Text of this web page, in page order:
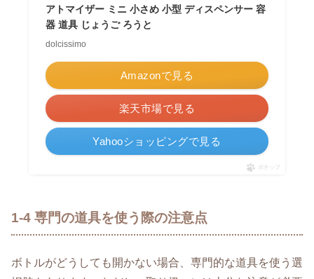
アトマイザー ミニ 小さめ 小型 ディスペンサー 容
器 道具 じょうご ろうと
dolcissimo
Amazonで見る
楽天市場で見る
Yahooショッピングで見る
ポチップ
1-4 専門の道具を使う際の注意点
ボトルがどうしても開かない場合、専門的な道具を使う選